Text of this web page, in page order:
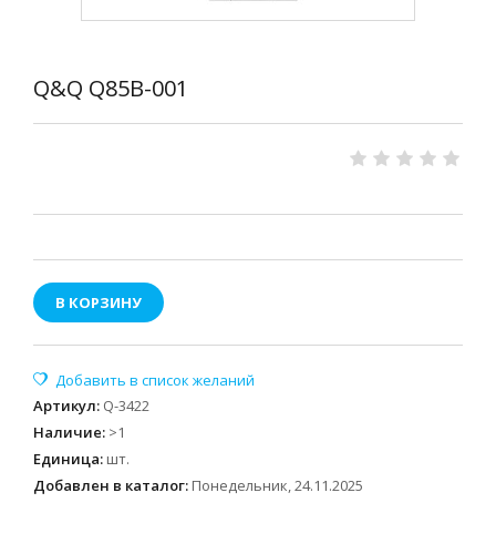
Q&Q Q85B-001
В КОРЗИНУ
Артикул: Q-3422
Наличие: >1
Единица: шт.
Добавлен в каталог: Понедельник, 24.11.2025